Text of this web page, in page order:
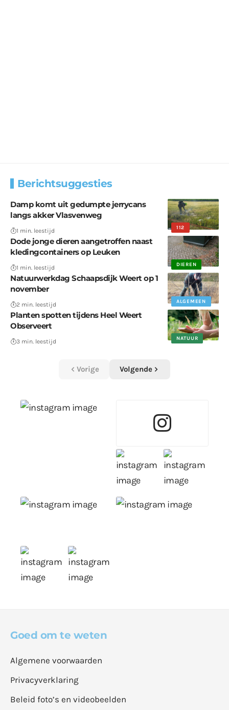
Berichtsuggesties
112
Damp komt uit gedumpte jerrycans
langs akker Vlasvenweg
1 min. leestijd
DIEREN
Dode jonge dieren aangetroffen naast
kledingcontainers op Leuken
1 min. leestijd
ALGEMEEN
Natuurwerkdag Schaapsdijk Weert op 1
november
2 min. leestijd
NATUUR
Planten spotten tijdens Heel Weert
Observeert
3 min. leestijd
Vorige Volgende
Goed om te weten
Algemene voorwaarden
Privacyverklaring
Beleid foto’s en videobeelden